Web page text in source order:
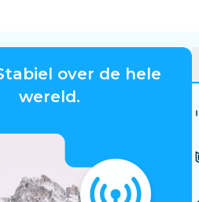
over de hele
wereld.